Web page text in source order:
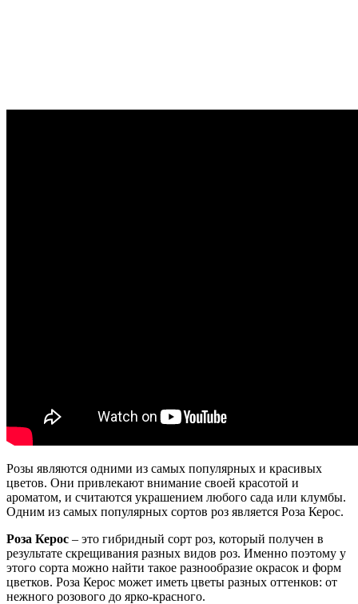
Розы являются одними из самых популярных и красивых
цветов. Они привлекают внимание своей красотой и
ароматом, и считаются украшением любого сада или клумбы.
Одним из самых популярных сортов роз является Роза Керос.
Роза Керос – это гибридный сорт роз, который получен в
результате скрещивания разных видов роз. Именно поэтому у
этого сорта можно найти такое разнообразие окрасок и форм
цветков. Роза Керос может иметь цветы разных оттенков: от
нежного розового до ярко-красного.